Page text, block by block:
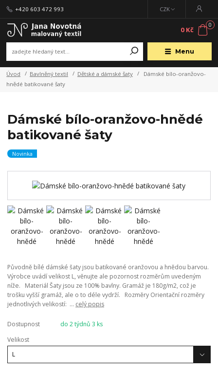
Menu
CZK
+420 603 472 993
0
0 Kč
Úvod Bavlněný textil Dětské a dámské šaty
Dámské bílo-oranžovo-
hnědé batikované šaty
Dámské bílo-oranžovo-hnědé
batikované šaty
Novinka
Původně bílé dámské šaty jsou batikované oranžovou a hnědou barvou.
Výrobce uvádí velikost L, věnujte ale pozornost rozměrům uvedeným
níže. Materiál Šaty jsou ze 100% bavlny. Gramáž je 180g/m2, což je
trošku vyšší gramáž, ale o to déle vydrží. Rozměry Orientační rozměry
jednotlivých velikostí: ... celý popis
Dostupnost
do 2 týdnů 3 ks
Velikost